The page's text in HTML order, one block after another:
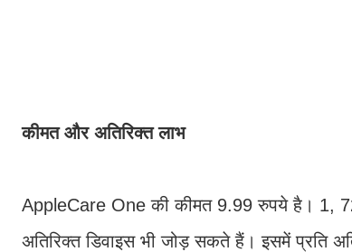
कीमत और अतिरिक्त लाभ
AppleCare One की कीमत 9.99 रुपये है। 1,
अतिरिक्त डिवाइस भी जोड़ सकते हैं। इसमें प्रति